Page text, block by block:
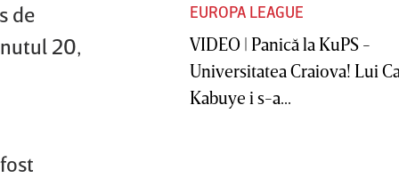
de
20,
EUROPA LEAGUE
VIDEO | Panică la KuPS -
Universitatea Craiova! Lui
Kabuye i s-a...